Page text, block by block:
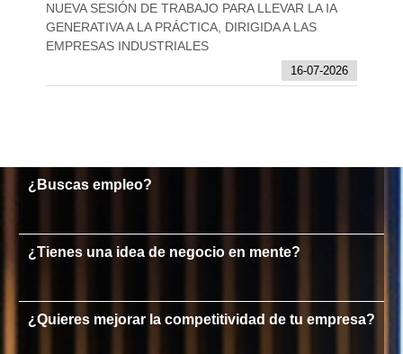
NUEVA SESIÓN DE TRABAJO PARA LLEVAR LA IA
GENERATIVA A LA PRÁCTICA, DIRIGIDA A LAS
EMPRESAS INDUSTRIALES
16-07-2026
¿Buscas empleo?
¿Tienes una idea de negocio en mente?
¿Quieres mejorar la competitividad de tu empresa?